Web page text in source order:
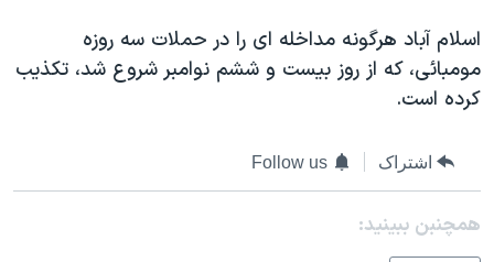
اسلام آباد هرگونه مداخله ای را در حملات سه روزه
مومبائی، که از روز بيست و ششم نوامبر شروع شد، تکذيب
کرده است.
اشتراک Follow us
همچنبن ببینید: